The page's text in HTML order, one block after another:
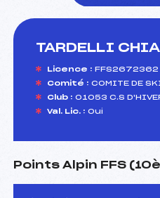
TARDELLI
Licence : FFS2672362
Comité : COMITE DE
Club : 01053 C.S
Val. Lic. : Oui
Points Alpin FFS